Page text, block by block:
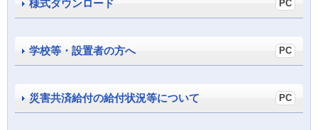
様式ダウンロード
学校等・設置者の方へ
災害共済給付の給付状況等について